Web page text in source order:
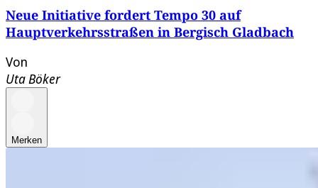
Neue Initiative fordert Tempo 30 auf
Hauptverkehrsstraßen in Bergisch Gladbach
Von
Uta Böker
Merken